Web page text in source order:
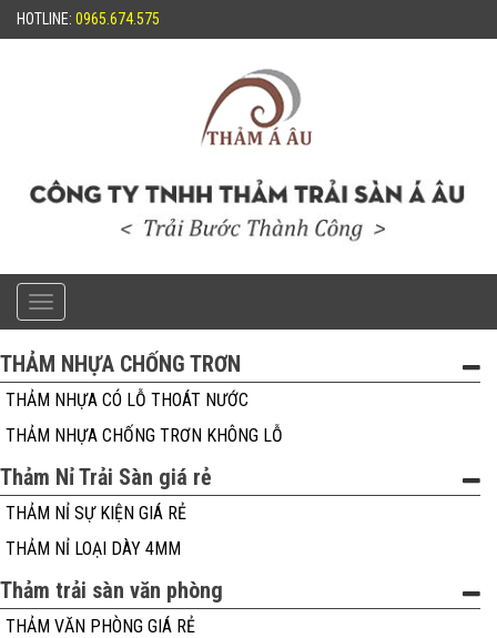
HOTLINE: 0965.674.575
Toggle
navigation
THẢM NHỰA CHỐNG TRƠN
THẢM NHỰA CÓ LỖ THOÁT NƯỚC
THẢM NHỰA CHỐNG TRƠN KHÔNG LỖ
Thảm Nỉ Trải Sàn giá rẻ
THẢM NỈ SỰ KIỆN GIÁ RẺ
THẢM NỈ LOẠI DÀY 4MM
Thảm trải sàn văn phòng
THẢM VĂN PHÒNG GIÁ RẺ